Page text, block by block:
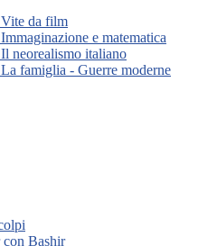
da film
e matematica
neorealismo italiano
famiglia - Guerre moderne
con Bashir